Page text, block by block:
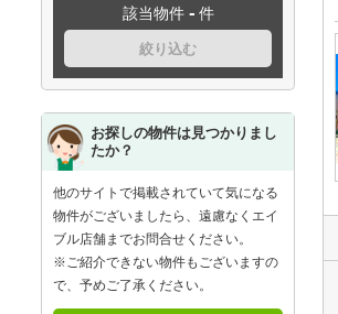
該当物件 - 件
絞り込む
お探しの物件は見つかりまし
たか？
他のサイトで掲載されていて気になる
物件がございましたら、遠慮なくエイ
ブル店舗までお問合せください。
※ご紹介できない物件もございますの
で、予めご了承ください。